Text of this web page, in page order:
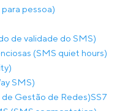
pessoa)
de validade do SMS)
(SMS quiet hours)
SMS)
Gestão de Redes)SS7